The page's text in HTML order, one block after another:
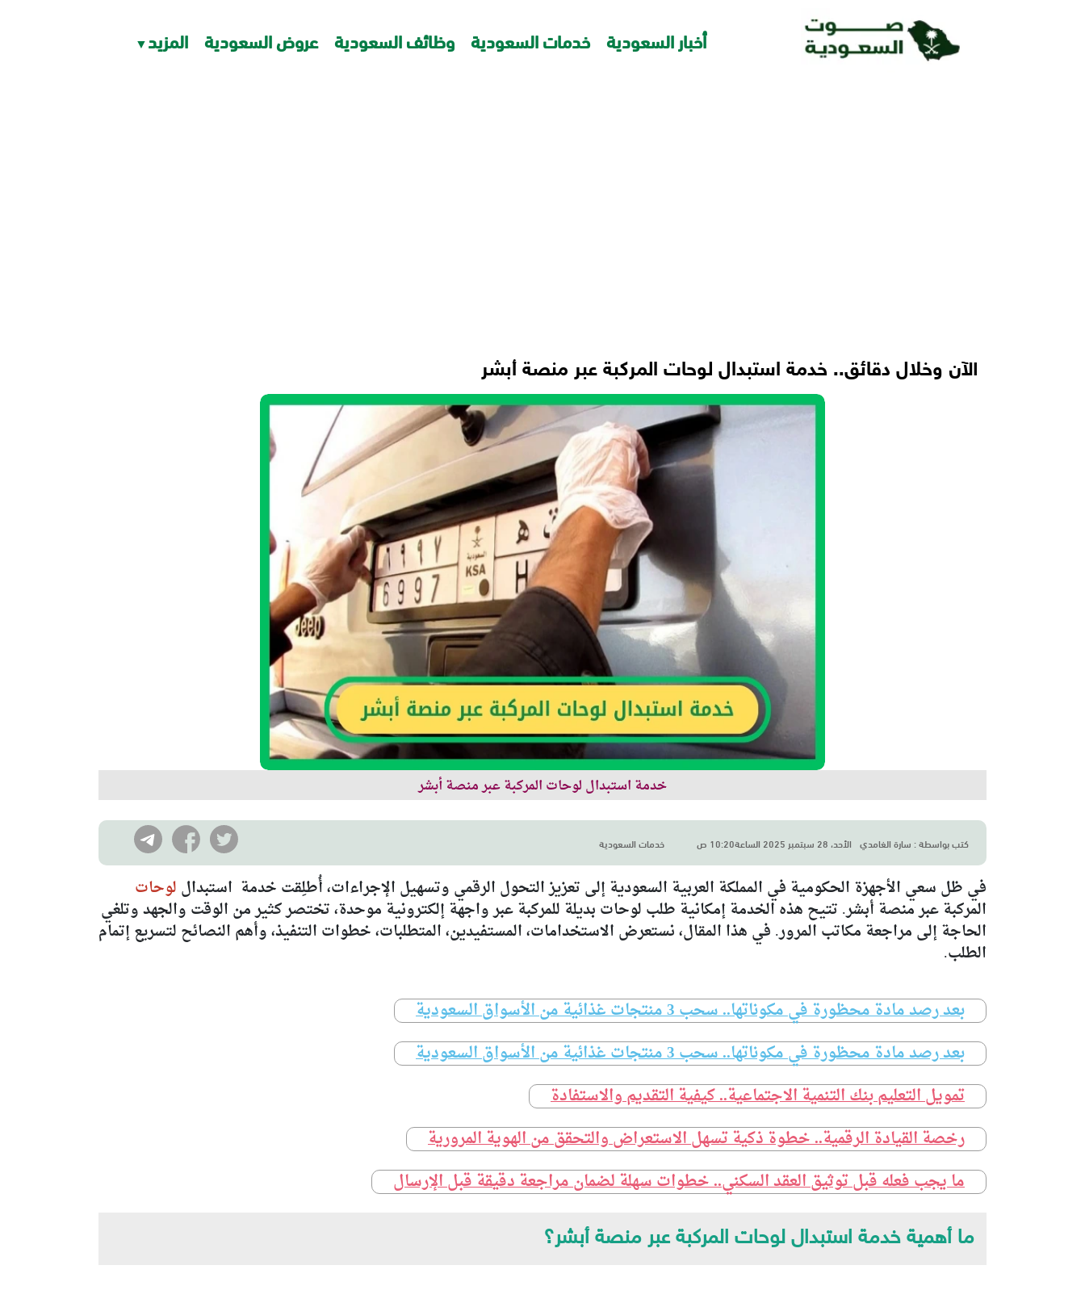
أخبار السعودية خدمات السعودية وظائف السعودية عروض السعودية المزيد
الآن وخلال دقائق.. خدمة استبدال لوحات المركبة عبر منصة أبشر
خدمة استبدال لوحات المركبة عبر منصة أبشر
كتب بواسطة : سارة الغامدي الأحد، 28 سبتمبر 2025 الساعة10:20 ص خدمات السعودية
في ظل سعي الأجهزة الحكومية في المملكة العربية السعودية إلى تعزيز التحول الرقمي وتسهيل الإجراءات، أُطلِقت خدمة استبدال لوحات
المركبة عبر منصة أبشر. تتيح هذه الخدمة إمكانية طلب لوحات بديلة للمركبة عبر واجهة إلكترونية موحدة، تختصر كثير من الوقت والجهد وتلغي
الحاجة إلى مراجعة مكاتب المرور. في هذا المقال، نستعرض الاستخدامات، المستفيدين، المتطلبات، خطوات التنفيذ، وأهم النصائح لتسريع إتمام
الطلب.
بعد رصد مادة محظورة في مكوناتها.. سحب 3 منتجات غذائية من الأسواق السعودية
بعد رصد مادة محظورة في مكوناتها.. سحب 3 منتجات غذائية من الأسواق السعودية
تمويل التعليم بنك التنمية الاجتماعية.. كيفية التقديم والاستفادة
رخصة القيادة الرقمية.. خطوة ذكية تسهل الاستعراض والتحقق من الهوية المرورية
ما يجب فعله قبل توثيق العقد السكني.. خطوات سهلة لضمان مراجعة دقيقة قبل الإرسال
ما أهمية خدمة استبدال لوحات المركبة عبر منصة أبشر؟